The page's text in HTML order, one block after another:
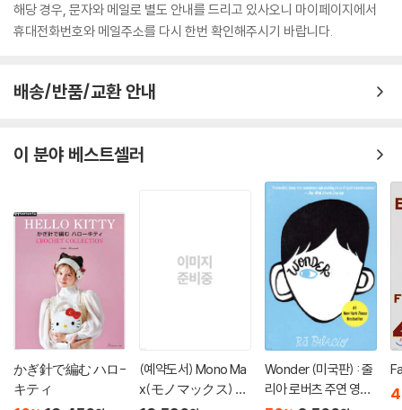
해당 경우, 문자와 메일로 별도 안내를 드리고 있사오니 마이페이지에서
휴대전화번호와 메일주소를 다시 한번 확인해주시기 바랍니다.
배송/반품/교환 안내
이 분야 베스트셀러
かぎ針で編む ハロ-
キティ
(예약도서) Mono Ma
x(モノマックス) 20
Wonder (미국판) : 줄
리아 로버츠 주연 영화